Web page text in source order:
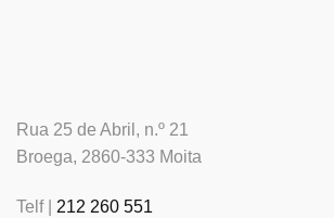
Rua 25 de Abril, n.º 21
Broega, 2860-333 Moita
Telf | 212 260 551